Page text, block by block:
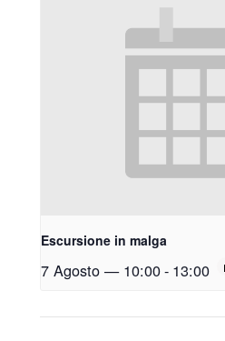
Escursione in malga
7 Agosto — 10:00- 13:00